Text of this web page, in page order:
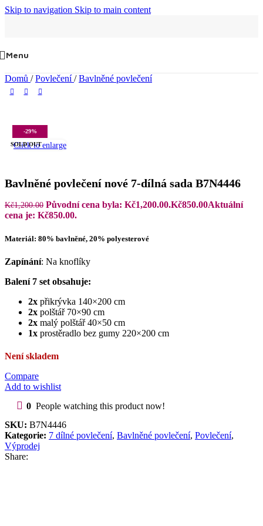
Skip to navigation Skip to main content
Menu
Domů / Povlečení/ Bavlněné povlečení
-29%
SOLD OUT
Click to enlarge
Bavlněné povlečení nové 7-dílná sada B7N4446
Kč1,200.00 Původní cena byla: Kč1,200.00.Kč850.00Aktuální
cena je: Kč850.00.
Materiál: 80% bavlněné, 20% polyesterové
Zapínání: Na knoflíky
Balení 7 set obsahuje:
2x přikrývka 140×200 cm
2x polštář 70×90 cm
2x malý polštář 40×50 cm
1x prostěradlo bez gumy 220×200 cm
Není skladem
Compare
Add to wishlist
0 People watching this product now!
SKU: B7N4446
Kategorie: 7 dílné povlečení, Bavlněné povlečení, Povlečení,
Výprodej
Share: